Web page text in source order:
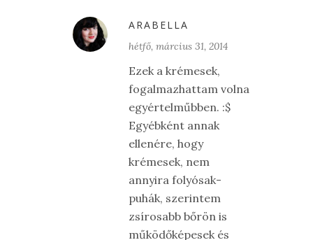
ARABELLA
hétfő, március 31, 2014
Ezek a krémesek,
fogalmazhattam volna
egyértelműbben. :$
Egyébként annak
ellenére, hogy
krémesek, nem
annyira folyósak-
puhák, szerintem
zsírosabb bőrön is
működőképesek és